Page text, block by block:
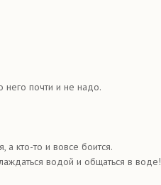
него почти и не надо.
а кто-то и вовсе боится.
водой и общаться в воде!